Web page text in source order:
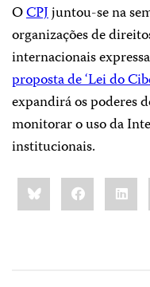
OCPJjuntou-se na
organizações de
internacionais
proposta de ‘Lei do
expandirá os poderes
monitorar o uso da
institucionais.
Share
this:BlueskyFacebook